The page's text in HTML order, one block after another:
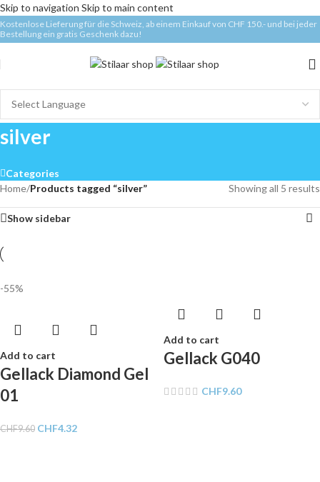
Skip to navigation Skip to main content
Kostenlose Lieferung für die Schweiz, ab einem Einkauf von CHF 150.- und bei jeder
Bestellung ein gratis Geschenk dazu!
silver
Categories
Home/Products tagged “silver” Showing all 5 results
Show sidebar
-55%
Add to cart
Gellack Diamond Gel
01
CHF9.60 CHF4.32
Add to cart
Gellack G040
CHF9.60